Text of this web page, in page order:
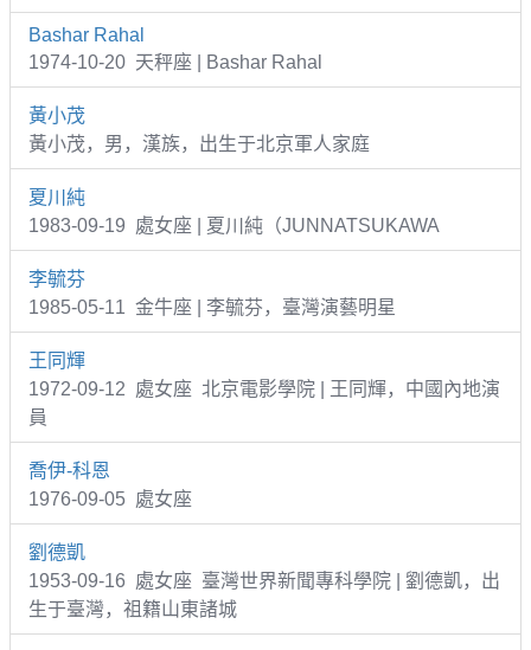
Bashar Rahal
1974-10-20 天秤座 | Bashar Rahal
黃小茂
黃小茂，男，漢族，出生于北京軍人家庭
夏川純
1983-09-19 處女座 | 夏川純（JUNNATSUKAWA
李毓芬
1985-05-11 金牛座 | 李毓芬，臺灣演藝明星
王同輝
1972-09-12 處女座 北京電影學院 | 王同輝，中國內地演
員
喬伊-科恩
1976-09-05 處女座
劉德凱
1953-09-16 處女座 臺灣世界新聞專科學院 | 劉德凱，出
生于臺灣，祖籍山東諸城